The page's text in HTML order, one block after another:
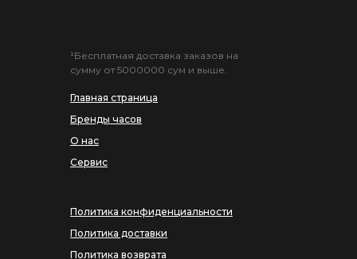
Главная страница
Бренды часов
О нас
Сервис
¹Бесплатная доставка заказов на
сумму от 5000000 сум и выше.
Политика конфиденциальности
Политика доставки
Политика возврата